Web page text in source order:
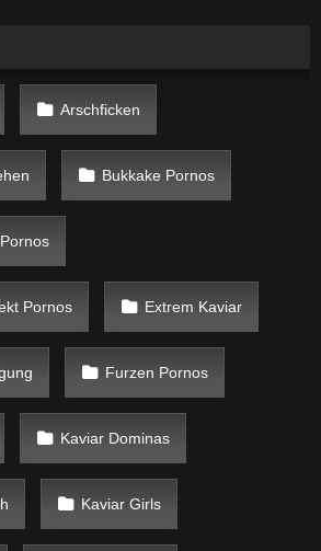
Arschficken
Bukkake Pornos
Pornos Extrem Kaviar
Furzen Pornos
Kaviar Dominas
Kaviar Girls